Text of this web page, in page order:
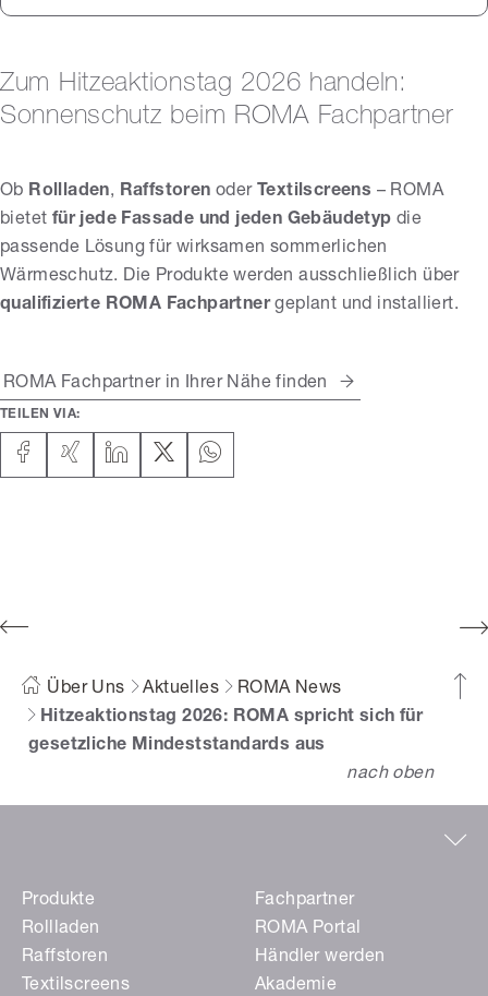
TEILEN VIA:
Zum Hitzeaktionstag 2026 handeln:
Sonnenschutz beim ROMA Fachpartner
Ob Rollladen, Raffstoren oder Textilscreens – ROMA
bietet für jede Fassade und jeden Gebäudetyp die
passende Lösung für wirksamen sommerlichen
Wärmeschutz. Die Produkte werden ausschließlich über
qualifizierte ROMA Fachpartnergeplant und installiert.
ROMA Fachpartner in Ihrer Nähe finden
Über Uns Aktuelles
ROMA News
Hitzeaktionstag 2026: ROMA spricht sich für
gesetzliche Mindeststandards aus
nach oben
Produkte
Rollladen
Raffstoren
Textilscreens
Fachpartner
ROMA Portal
Händler werden
Akademie